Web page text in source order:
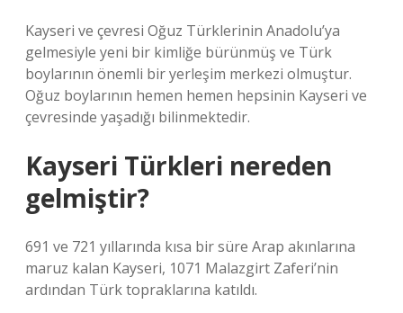
Kayseri ve çevresi Oğuz Türklerinin Anadolu’ya
gelmesiyle yeni bir kimliğe bürünmüş ve Türk
boylarının önemli bir yerleşim merkezi olmuştur.
Oğuz boylarının hemen hemen hepsinin Kayseri ve
çevresinde yaşadığı bilinmektedir.
Kayseri Türkleri nereden
gelmiştir?
691 ve 721 yıllarında kısa bir süre Arap akınlarına
maruz kalan Kayseri, 1071 Malazgirt Zaferi’nin
ardından Türk topraklarına katıldı.